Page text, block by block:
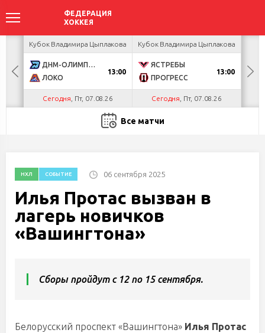
Кубок Владимира Цыплакова
ДНМ-ОЛИМПИК
ЛОКО
13:00
Сегодня , Пт, 07.08.26
Кубок Владимира Цыплакова
ЯСТРЕБЫ
ПРОГРЕСС
13:00
Сегодня , Пт, 07.08.26
Все матчи
НХЛ СОБЫТИЕ 06 сентября 2025
Илья Протас вызван в
лагерь новичков
«Вашингтона»
Сборы пройдут с 12 по 15 сентября.
Белорусский проспект «Вашингтона» Илья Протас